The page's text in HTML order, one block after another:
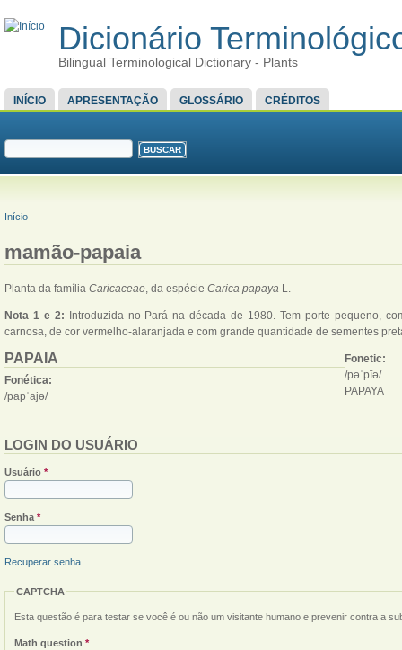
Dicionário
Bilingual Terminological Dictionary - Plants
MENU PRINCIPAL
INÍCIO APRESENTAÇÃO GLOSSÁRIO CRÉDITOS
FORMULÁRIO DE BUSCA
VOCÊ ESTÁ AQUI
Início
mamão-papaia
Planta da família Caricaceae , da espécie Carica papaya L.
Nota 1 e 2: Introduzida no Pará na década de 1980. Tem porte pequeno,
carnosa, de cor vermelho-alaranjada e com grande quantidade de sementes
PAPAIA
Fonética:
/papˈajə/
Fonetic:
/pəˈpīə/
PAPAYA
LOGIN DO USUÁRIO
Usuário *
Senha *
Recuperar senha
CAPTCHA
Esta questão é para testar se você é ou não um visitante humano e prevenir contra a
Math question *